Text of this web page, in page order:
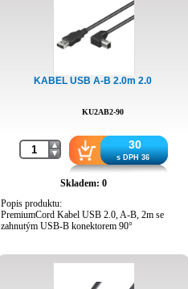
KABEL USB A-B 2.0m 2.0
KU2AB2-90
30
s DPH 36
Skladem: 0
Popis produktu:
PremiumCord Kabel USB 2.0, A-B, 2m se
zahnutým USB-B konektorem 90°
- pro připojení zařízení (tiskárna, skener...)